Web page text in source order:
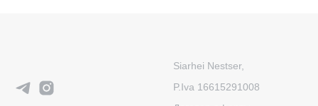
Siarhei Nestser,
P.Iva 16615291008